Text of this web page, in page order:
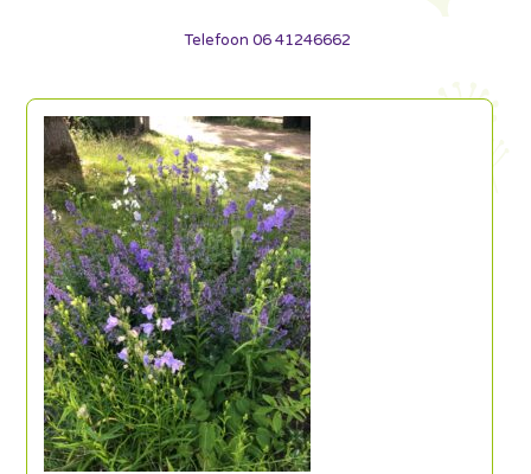
Telefoon 06 41246662